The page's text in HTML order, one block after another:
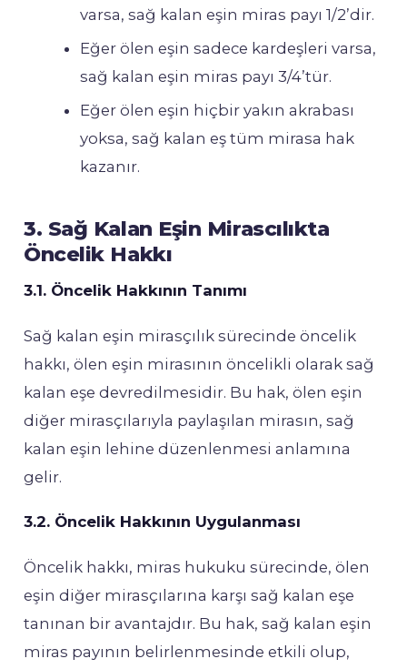
varsa, sağ kalan eşin miras payı 1/2’dir.
Eğer ölen eşin sadece kardeşleri varsa,
sağ kalan eşin miras payı 3/4’tür.
Eğer ölen eşin hiçbir yakın akrabası
yoksa, sağ kalan eş tüm mirasa hak
kazanır.
3. Sağ Kalan Eşin Mirascılıkta
Öncelik Hakkı
3.1. Öncelik Hakkının Tanımı
Sağ kalan eşin mirasçılık sürecinde öncelik
hakkı, ölen eşin mirasının öncelikli olarak sağ
kalan eşe devredilmesidir. Bu hak, ölen eşin
diğer mirasçılarıyla paylaşılan mirasın, sağ
kalan eşin lehine düzenlenmesi anlamına
gelir.
3.2. Öncelik Hakkının Uygulanması
Öncelik hakkı, miras hukuku sürecinde, ölen
eşin diğer mirasçılarına karşı sağ kalan eşe
tanınan bir avantajdır. Bu hak, sağ kalan eşin
miras payının belirlenmesinde etkili olup,